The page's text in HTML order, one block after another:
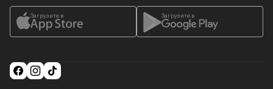
Загрузите в Загрузите в